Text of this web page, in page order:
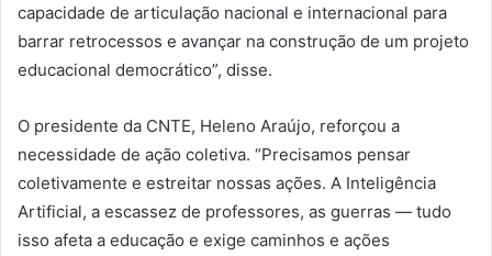
capacidade de articulação nacional e internacional para
barrar retrocessos e avançar na construção de um projeto
educacional democrático”, disse.
O presidente da CNTE, Heleno Araújo, reforçou a
necessidade de ação coletiva. “Precisamos pensar
coletivamente e estreitar nossas ações. A Inteligência
Artificial, a escassez de professores, as guerras — tudo
isso afeta a educação e exige caminhos e ações